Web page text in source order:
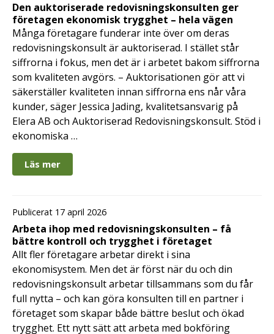
Den auktoriserade redovisningskonsulten ger
företagen ekonomisk trygghet – hela vägen
Många företagare funderar inte över om deras
redovisningskonsult är auktoriserad. I stället står
siffrorna i fokus, men det är i arbetet bakom siffrorna
som kvaliteten avgörs. – Auktorisationen gör att vi
säkerställer kvaliteten innan siffrorna ens når våra
kunder, säger Jessica Jading, kvalitetsansvarig på
Elera AB och Auktoriserad Redovisningskonsult. Stöd i
ekonomiska …
Läs mer
Publicerat 17 april 2026
Arbeta ihop med redovisningskonsulten – få
bättre kontroll och trygghet i företaget
Allt fler företagare arbetar direkt i sina
ekonomisystem. Men det är först när du och din
redovisningskonsult arbetar tillsammans som du får
full nytta – och kan göra konsulten till en partner i
företaget som skapar både bättre beslut och ökad
trygghet. Ett nytt sätt att arbeta med bokföring